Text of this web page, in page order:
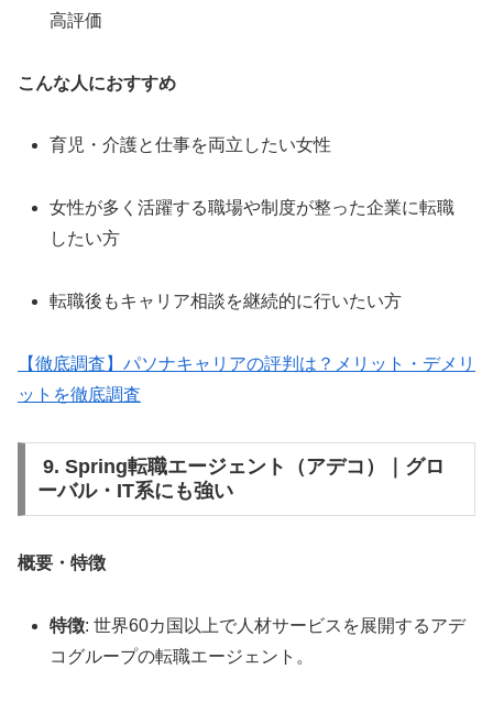
高評価
こんな人におすすめ
育児・介護と仕事を両立したい女性
女性が多く活躍する職場や制度が整った企業に転職
したい方
転職後もキャリア相談を継続的に行いたい方
【徹底調査】パソナキャリアの評判は？メリット・デメリ
ットを徹底調査
9. Spring転職エージェント（アデコ）｜グロ
ーバル・IT系にも強い
概要・特徴
特徴: 世界60カ国以上で人材サービスを展開するアデ
コグループの転職エージェント。